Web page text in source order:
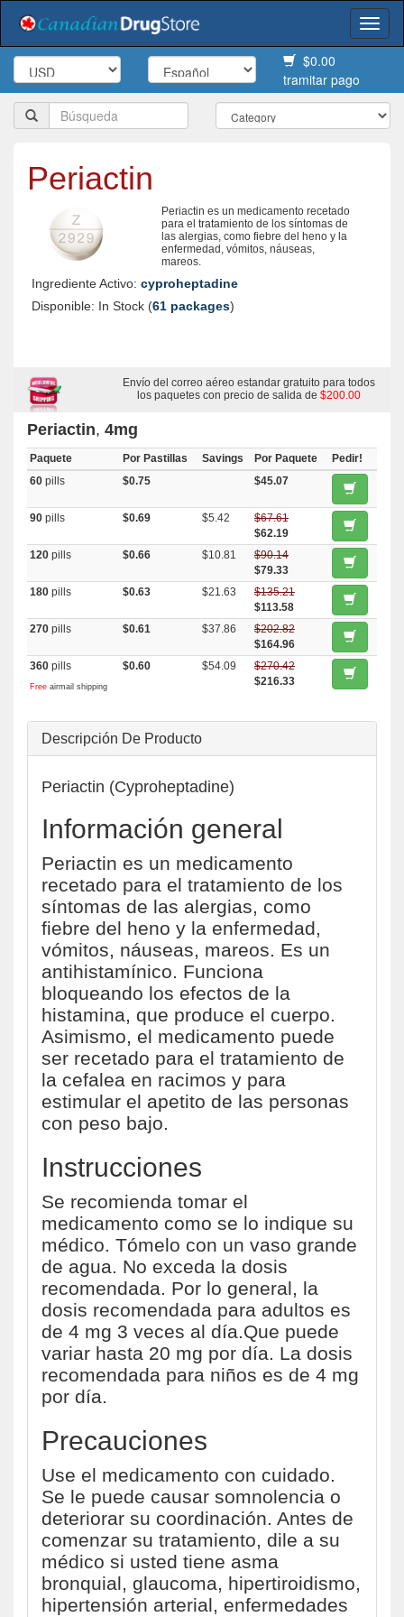
$0.00
tramitar pago
Periactin
Periactin es un medicamento recetado
para el tratamiento de los síntomas de
las alergias, como fiebre del heno y la
enfermedad, vómitos, náuseas,
mareos.
Ingrediente Activo: cyproheptadine
Disponible: In Stock (61 packages)
Envío del correo aéreo estandar gratuito para todos
los paquetes con precio de salida de$200.00
Periactin, 4mg
Paquete Por Pastillas Savings Por Paquete
Pedir!
60 pills $0.75 $45.07
90 pills $0.69 $5.42
$67.61
$62.19
120 pills $0.66 $10.81
$90.14
$79.33
180 pills $0.63 $21.63
$135.21
$113.58
270 pills $0.61 $37.86
$202.82
$164.96
360 pills
Free airmail shipping
$0.60 $54.09
$270.42
$216.33
Descripción De Producto
Periactin (Cyproheptadine)
Información general
Periactin es un medicamento
recetado para el tratamiento de los
síntomas de las alergias, como
fiebre del heno y la enfermedad,
vómitos, náuseas, mareos. Es un
antihistamínico. Funciona
bloqueando los efectos de la
histamina, que produce el cuerpo.
Asimismo, el medicamento puede
ser recetado para el tratamiento de
la cefalea en racimos y para
estimular el apetito de las personas
con peso bajo.
Instrucciones
Se recomienda tomar el
medicamento como se lo indique su
médico. Tómelo con un vaso grande
de agua. No exceda la dosis
recomendada. Por lo general, la
dosis recomendada para adultos es
de 4 mg 3 veces al día.Que puede
variar hasta 20 mg por día. La dosis
recomendada para niños es de 4 mg
por día.
Precauciones
Use el medicamento con cuidado.
Se le puede causar somnolencia o
deteriorar su coordinación. Antes de
comenzar su tratamiento, dile a su
médico si usted tiene asma
bronquial, glaucoma, hipertiroidismo,
hipertensión arterial, enfermedades